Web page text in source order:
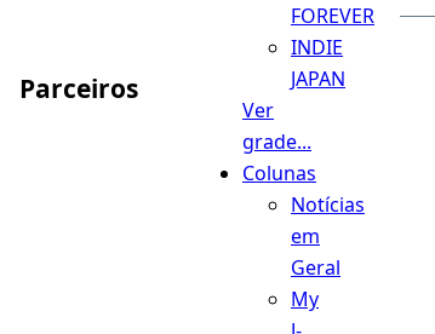
FOREVER
INDIE
JAPAN
Ver
grade...
Colunas
Notícias
em
Geral
My
Parceiros